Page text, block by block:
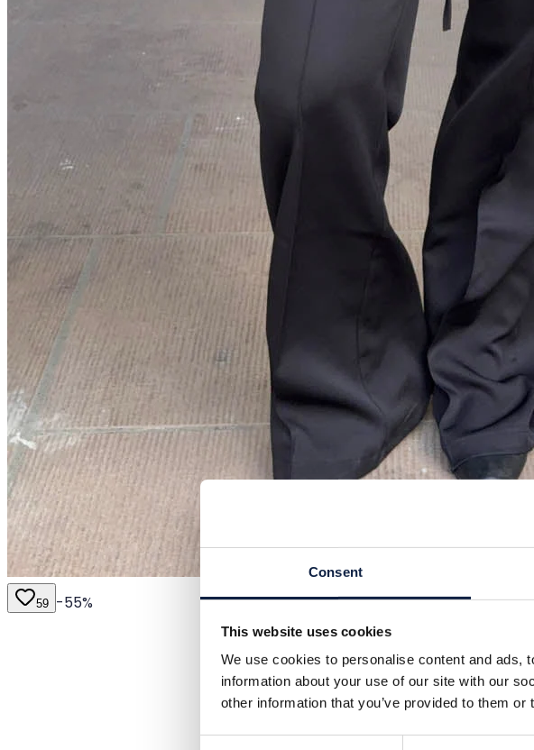
Consent
This website uses cookies
We use cookies to personalise content and ads,
information about your use of our site with our
other information that you’ve provided to them
59 -55%